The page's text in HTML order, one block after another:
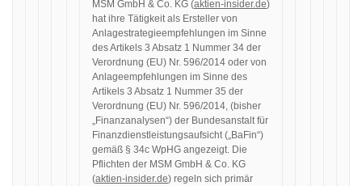
MSM GmbH & Co. KG (aktien-insider.de)
hat ihre Tätigkeit als Ersteller von
Anlagestrategieempfehlungen im Sinne
des Artikels 3 Absatz 1 Nummer 34 der
Verordnung (EU) Nr. 596/2014 oder von
Anlageempfehlungen im Sinne des
Artikels 3 Absatz 1 Nummer 35 der
Verordnung (EU) Nr. 596/2014, (bisher
„Finanzanalysen“) der Bundesanstalt für
Finanzdienstleistungsaufsicht („BaFin“)
gemäß § 34c WpHG angezeigt. Die
Pflichten der MSM GmbH & Co. KG
(aktien-insider.de) regeln sich primär